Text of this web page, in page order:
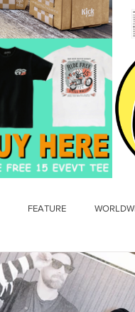
FEATURE
OLD TIMER